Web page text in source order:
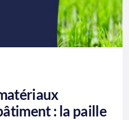
: la paille